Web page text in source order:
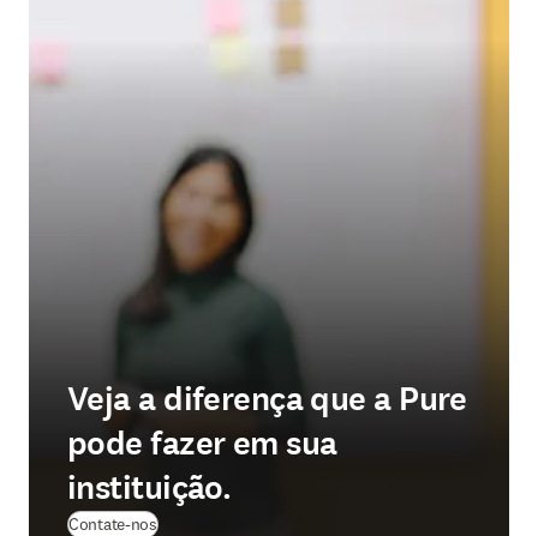
Veja a diferença que a Pure
pode fazer em sua
instituição.
Contate-nos(